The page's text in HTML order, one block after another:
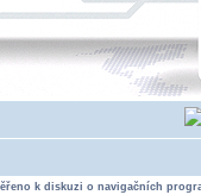
k diskuzi o navigačních